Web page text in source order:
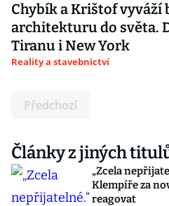
Chybík a Krištof vyváží
architekturu do světa.
Tiranu i New York
Reality a stavebnictví
Předchozí
Články z jiných
„Zcela
Klempíře za
reagovat